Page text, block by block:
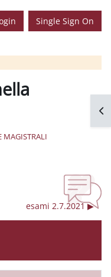
Single Sign On
MAGISTRALI
esami 2.7.2021 ▶︎